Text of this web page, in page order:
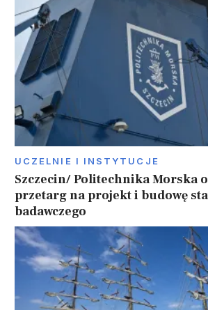
UCZELNIE I INSTYTUCJE
Szczecin/ Politechnika Morska
przetarg na projekt i budowę
badawczego